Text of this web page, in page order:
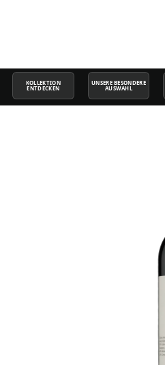
KOLLEKTION
ENTDECKEN
UNSERE BESONDERE
AUSWAHL